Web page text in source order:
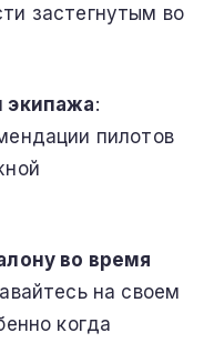
застегнутым во
экипажа:
пилотов
во время
на своем
когда